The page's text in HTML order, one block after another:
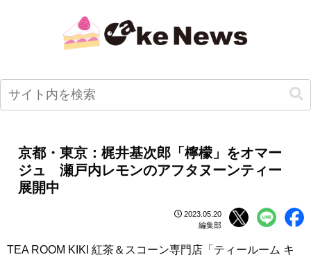
京都・東京：梶井基次郎「檸檬」をオマー
ジュ 瀬戸内レモンのアフタヌーンティー
展開中
2023.05.20
編集部
TEA ROOM KIKI 紅茶＆スコーン専門店「ティールーム キ